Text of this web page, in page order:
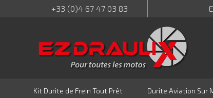
+33 (0)4 67 47 03 83
Kit Durite de Frein Tout Prêt Durite Aviation Sur